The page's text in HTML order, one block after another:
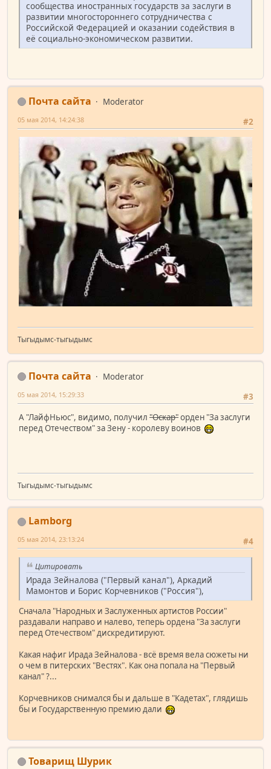
сообщества иностранных государств за заслуги в
развитии многостороннего сотрудничества с
Российской Федерацией и оказании содействия в
её социально-экономическом развитии.
Почта сайта
Moderator
#2
05 мая 2014, 14:24:38
Тыгыдымс-тыгыдымс
Почта сайта
Moderator
#3
05 мая 2014, 15:29:33
А "ЛайфНьюс", видимо, получил "Оскар"орден "За заслуги
перед Отечеством" за Зену - королеву воинов
Тыгыдымс-тыгыдымс
Lamborg
#4
05 мая 2014, 23:13:24
Цитировать
Ирада Зейналова ("Первый канал"), Аркадий
Мамонтов и Борис Корчевников ("Россия"),
Сначала "Народных и Заслуженных артистов России"
раздавали направо и налево, теперь ордена "За заслуги
перед Отечеством" дискредитируют.
Какая нафиг Ирада Зейналова - всё время вела сюжеты ни
о чем в питерских "Вестях". Как она попала на "Первый
канал" ?...
Корчевников снимался бы и дальше в "Кадетах", глядишь
бы и Государственную премию дали
Товарищ Шурик